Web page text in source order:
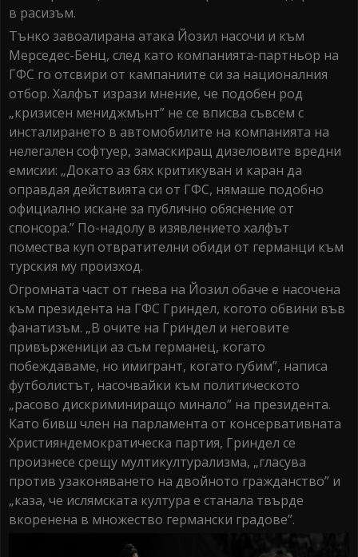
в расизъм.
Тънко завоалирана атака Йозил насочи и към
Мерседес-Бенц, след като компанията-партньор на
ГФС го отсвири от кампаниите си за националния
отбор. Халфът изрази мнение, че подобен род
„кризисен мениджмънт” не се вписва съвсем с
инсталирането в автомобилите на компанията на
нелегален софтуер, замаскиращ дизеловите вредни
емисии: „Докато аз бях критикуван и каран да
оправдая действията си от ГФС, нямаше подобно
официално искане за публично обяснение от
спонсора.” По-надолу в изявлението халфът
помества куп отвратителни обиди от германци към
турския му произход.
Огромната част от гнева на Йозил обаче е насочена
към президента на ГФС Гриндел, когото обвини във
фанатизъм. „В очите на Гриндел и неговите
привърженици аз съм германец, когато
побеждаваме, но имигрант, когато губим”, написа
футболистът, насочвайки към политическото
„расово дискриминиращо минало” на президента.
Като бивш член на парламента от консервативната
Християндемократическа партия, Гриндел се
произнесе срещу мултикултурализма, „гласува
против узаконяването на двойното гражданство” и
„каза, че ислямската култура е станала твърде
вкоренена в множество германски градове”.